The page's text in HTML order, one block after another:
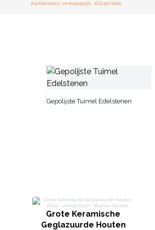
Aanbevolen verkoopprijs : €11.50/doos
Gepolijste Tuimel Edelstenen
Grote Keramische
Geglazuurde Houten